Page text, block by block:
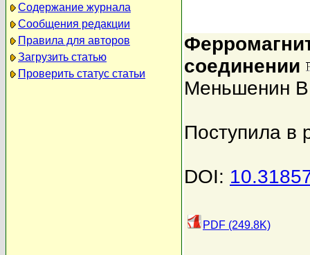
Содержание журнала
Сообщения редакции
Правила для авторов
Загрузить статью
Проверить статус статьи
соединении
Меньшенин
Поступила в
DOI:
PDF (249.8K)